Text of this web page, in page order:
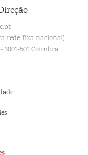
rede fixa nacional)
501 Coimbra